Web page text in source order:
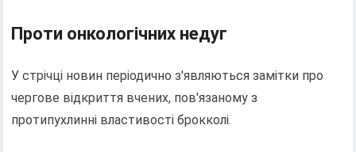
Проти онкологічних недуг
У стрічці новин періодично з'являються замітки про
чергове відкриття вчених, пов'язаному з
протипухлинні властивості брокколі.